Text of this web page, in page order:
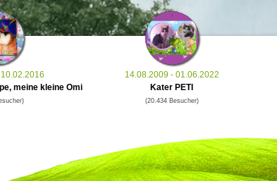
meine kleine Omi
14.08.2009 - 01.06.2022
Kater PETI
(20.434 Besucher)